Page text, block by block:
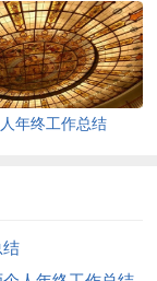
文
年终工作总结
结